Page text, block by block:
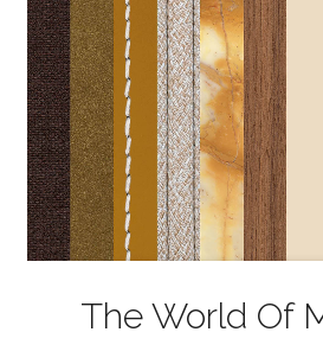
The World Of